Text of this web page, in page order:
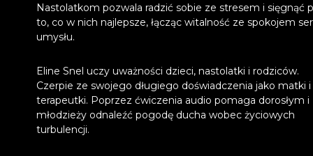
Nastolatkom pozwala radzić sobie ze stresem i sięgnąć
to, co w nich najlepsze, łącząc witalność ze spokojem
umysłu.
Eline Snel uczy uważności dzieci, nastolatki i rodziców.
Czerpie ze swojego długiego doświadczenia jako matki i
terapeutki. Poprzez ćwiczenia audio pomaga dorosłym i
młodzieży odnaleźć pogodę ducha wobec życiowych
turbulencji.